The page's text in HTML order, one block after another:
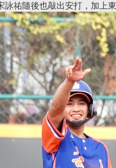
祐隨後也敲出安打，加上